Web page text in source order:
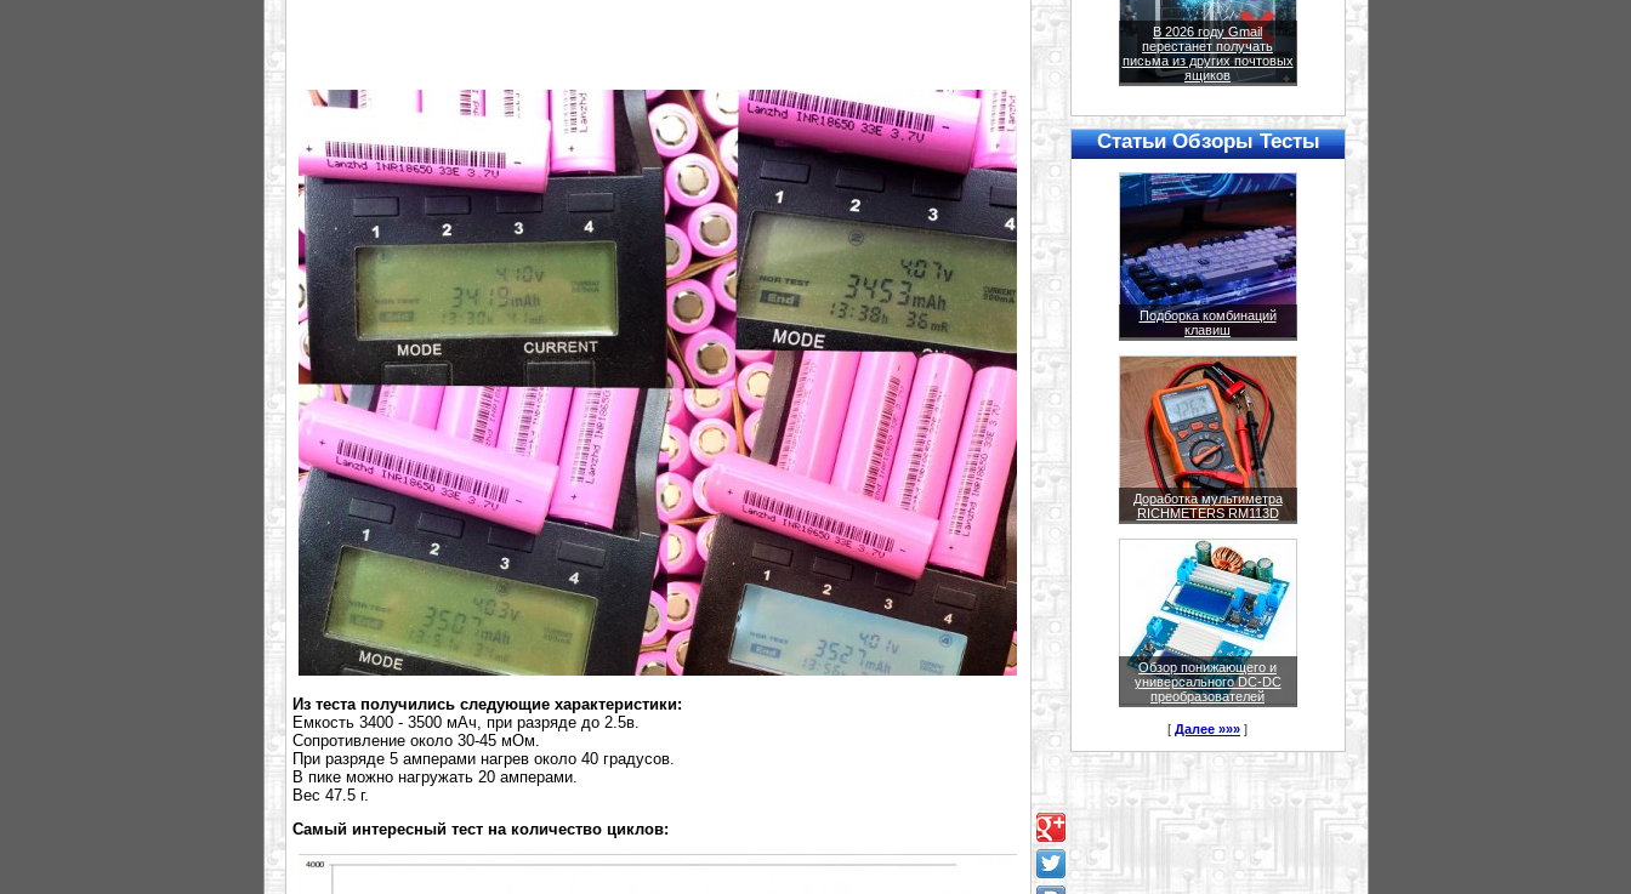
Из теста получились следующие характеристики:
Емкость 3400 - 3500 мАч, при разряде до 2.5в.
Сопротивление около 30-45 мОм.
При разряде 5 амперами нагрев около 40 градусов.
В пике можно нагружать 20 амперами.
Вес 47.5 г.
Самый интересный тест на количество циклов:
В 2026 году Gmail
перестанет получать
письма из других почтовых
ящиков
Статьи Обзоры Тесты
Подборка комбинаций
клавиш
Доработка мультиметра
RICHMETERS RM113D
Обзор понижающего и
универсального DC-DC
преобразователей
[ Далее »»» ]